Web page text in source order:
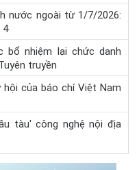
nước ngoài từ 1/7/2026:
4
bổ nhiệm lại chức danh
truyền
hội của báo chí Việt Nam
tàu' công nghệ nội địa